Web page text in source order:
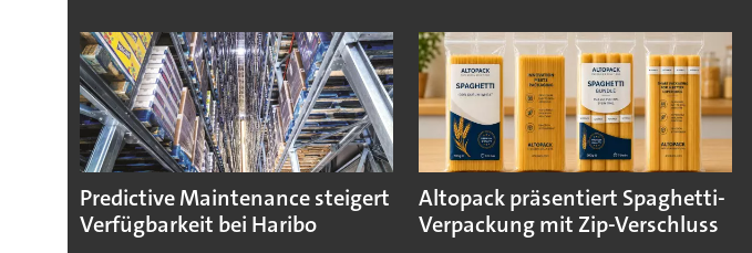
Predictive Maintenance steigert
Verfügbarkeit bei Haribo
Altopack präsentiert Spaghetti-
Verpackung mit Zip-Verschluss